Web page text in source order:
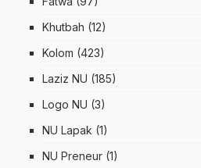
Khutbah (12)
Kolom (423)
Laziz NU (185)
Logo NU (3)
NU Lapak (1)
NU Preneur (1)